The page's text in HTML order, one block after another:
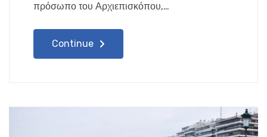
πρόσωπο του Αρχιεπισκόπου,…
Continue